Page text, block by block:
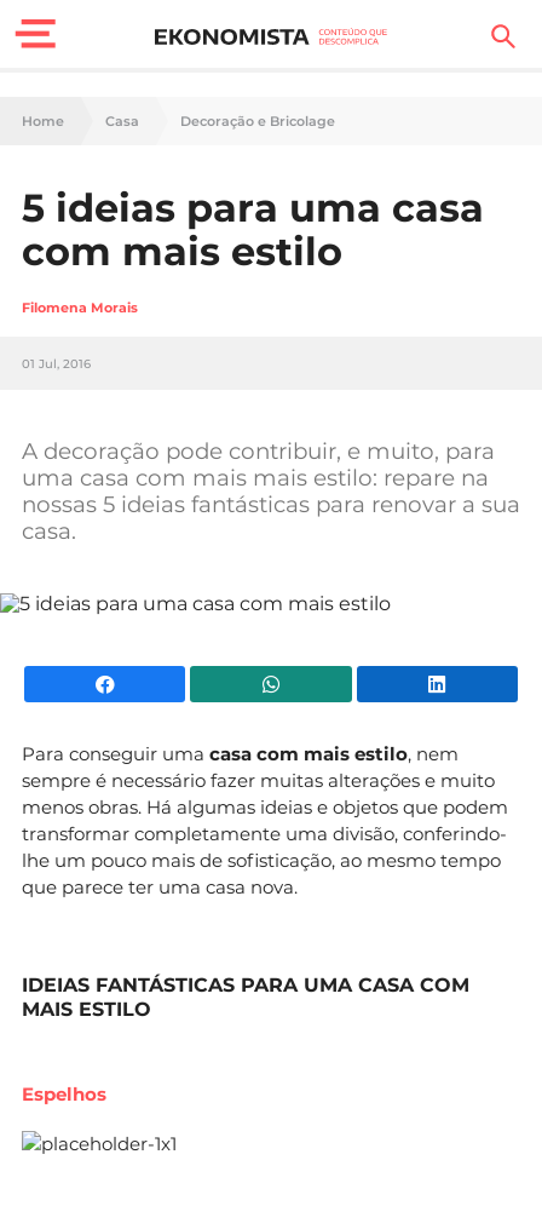
Finanças Pessoais
Carreira
Tecnologia
Negócios
Home Casa Decoração e Bricolage
5 ideias para uma casa
com mais estilo
Filomena Morais
01 Jul, 2016
A decoração pode contribuir, e muito, para
uma casa com mais mais estilo: repare na
nossas 5 ideias fantásticas para renovar a sua
casa.
Facebook WhatsApp
Para conseguir uma casa com mais estilo, nem
sempre é necessário fazer muitas alterações e muito
menos obras. Há algumas ideias e objetos que podem
transformar completamente uma divisão, conferindo-
lhe um pouco mais de sofisticação, ao mesmo tempo
que parece ter uma casa nova.
IDEIAS FANTÁSTICAS PARA UMA CASA COM
MAIS ESTILO
Espelhos